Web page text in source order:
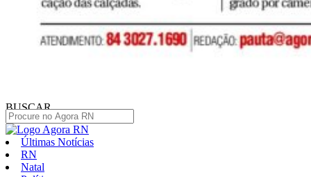
BUSCAR
Últimas Notícias
RN
Natal